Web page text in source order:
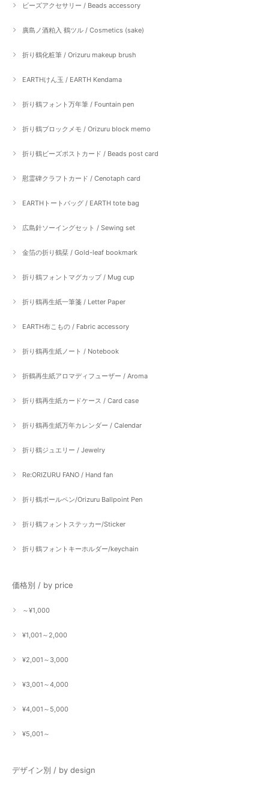
ビーズアクセサリー / Beads accessory
廣島ノ酒粕入 鶴ツル / Cosmetics (sake)
折り鶴化粧筆 / Orizuru makeup brush
EARTHけん玉 / EARTH Kendama
折り鶴フォント万年筆 / Fountain pen
折り鶴ブロックメモ / Orizuru block memo
折り鶴ビーズポストカード / Beads post card
慰霊碑クラフトカード / Cenotaph card
EARTHトートバッグ / EARTH tote bag
広島針ソーイングセット / Sewing set
金箔の折り鶴栞 / Gold-leaf bookmark
折り鶴フォントマグカップ / Mug cup
折り鶴再生紙一筆箋 / Letter Paper
EARTH布こもの / Fabric accessory
折り鶴再生紙ノート / Notebook
折鶴再生紙アロマディフューザー / Aroma
折り鶴再生紙カードケース / Card case
折り鶴再生紙万年カレンダー / Calendar
折り鶴ジュエリー / Jewelry
Re:ORIZURU FANO / Hand fan
折り鶴ボールペン/Orizuru Ballpoint Pen
折り鶴フォントステッカー/Sticker
折り鶴フォントキーホルダー/keychain
価格別 / by price
～¥1,000
¥1,001～2,000
¥2,001～3,000
¥3,001～4,000
¥4,001～5,000
¥5,001～
デザイン別 / by design